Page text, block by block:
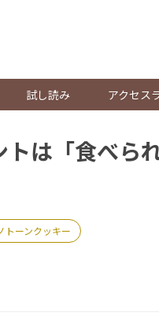
試し読み アクセス
は「食べら
トーンクッキー